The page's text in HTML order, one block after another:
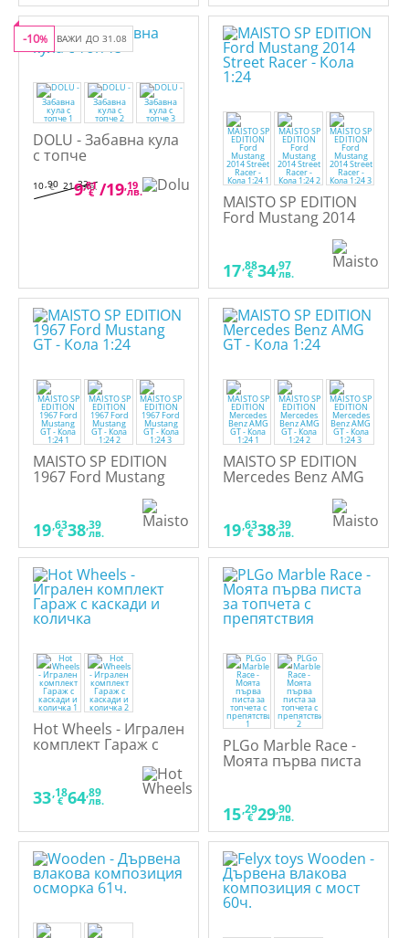
ВАЖИ ДО 31.08
-10%
DOLU - Забавна кула
с топче
10,90
€ 21,32лв.
9,81
€ /19 ,19
лв.
MAISTO SP EDITION
Ford Mustang 2014
Street Racer - Кола
17,88
€ 34,97
лв.
MAISTO SP EDITION
1967 Ford Mustang
19,63
€ 38,39
лв.
MAISTO SP EDITION
Mercedes Benz AMG
19,63
€ 38,39
лв.
Hot Wheels - Игрален
комплект Гараж с
каскади и количка
33,18
€ 64,89
лв.
PLGo Marble Race -
Моята първа писта
за топчета с
15,29
€ 29,90
лв.